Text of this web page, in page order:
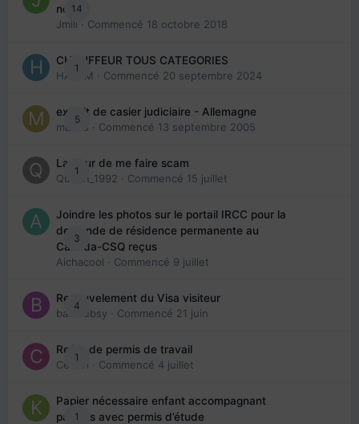
14
note
Jmili · Commencé 18 octobre 2018
1
CHAUFFEUR TOUS CATEGORIES
HAZEM · Commencé 20 septembre 2024
5
extrait de casier judiciaire - Allemagne
maries · Commencé 13 septembre 2005
1
La peur de me faire scam
Queen_1992 · Commencé 15 juillet
3
Joindre les photos sur le portail IRCC pour la
demande de résidence permanente au
Canada-CSQ reçus
Aichacool · Commencé 9 juillet
4
Renouvelement du Visa visiteur
babibubsy · Commencé 21 juin
1
Refus de permis de travail
Cedbri · Commencé 4 juillet
1
Papier nécessaire enfant accompagnant
parents avec permis d’étude